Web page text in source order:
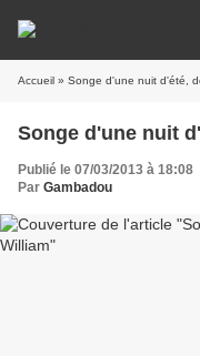
Accueil » Songe d'une nuit d'été,
Songe d'une nuit
Publié le 07/03/2013 à 18:08
Par Gambadou